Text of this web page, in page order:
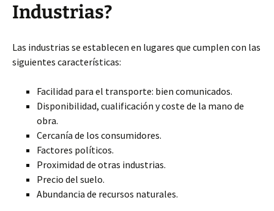
Industrias?
Las industrias se establecen en lugares que cumplen con las
siguientes características:
Facilidad para el transporte: bien comunicados.
Disponibilidad, cualificación y coste de la mano de
obra.
Cercanía de los consumidores.
Factores políticos.
Proximidad de otras industrias.
Precio del suelo.
Abundancia de recursos naturales.